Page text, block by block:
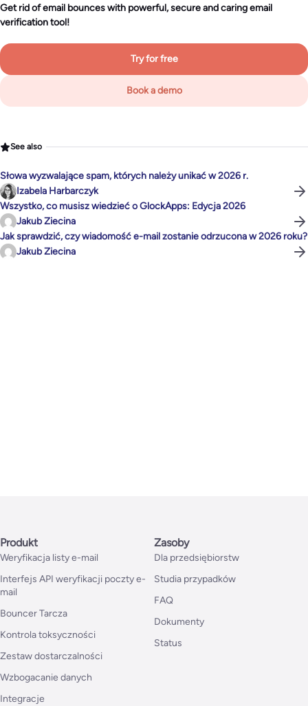
Get rid of email bounces with powerful, secure and caring email
verification tool!
Try for free
Book a demo
See also
Słowa wyzwalające spam, których należy unikać w 2026 r.
Izabela Harbarczyk
Wszystko, co musisz wiedzieć o GlockApps: Edycja 2026
Jakub Ziecina
Jak sprawdzić, czy wiadomość e-mail zostanie odrzucona w 2026 roku?
Jakub Ziecina
Produkt
Weryfikacja listy e-mail
Interfejs API weryfikacji poczty e-
mail
Bouncer Tarcza
Kontrola toksyczności
Zestaw dostarczalności
Wzbogacanie danych
Integracje
Zasoby
Dla przedsiębiorstw
Studia przypadków
FAQ
Dokumenty
Status